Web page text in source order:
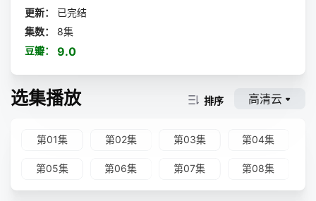
更新：
已完结
集数：
8集
豆瓣：
9.0
选集播放 排序 高清云
第01集 第02集 第03集 第04集
第05集 第06集 第07集 第08集